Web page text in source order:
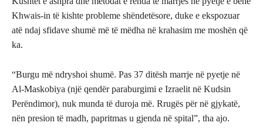
Khwais-in të kishte probleme shëndetësore, duke e ekspozuar
atë ndaj sfidave shumë më të mëdha në krahasim me moshën që
ka.
“Burgu më ndryshoi shumë. Pas 37 ditësh marrje në pyetje në
Al-Maskobiya (një qendër paraburgimi e Izraelit në Kudsin
Perëndimor), nuk munda të duroja më. Rrugës për në gjykatë,
nën presion të madh, papritmas u gjenda në spital”, tha ajo.